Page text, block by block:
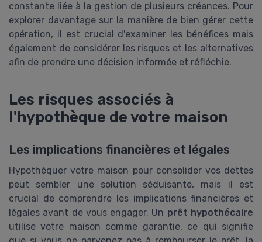
constante liée à la gestion de plusieurs créances. Pour
explorer davantage sur la manière de bien gérer cette
opération, il est crucial d'examiner les bénéfices mais
également de considérer les risques et les alternatives
afin de prendre une décision informée et réfléchie.
Les risques associés à
l'hypothèque de votre maison
Les implications financières et légales
Hypothéquer votre maison pour consolider vos dettes
peut sembler une solution séduisante, mais il est
crucial de comprendre les implications financières et
légales avant de vous engager. Un prêt hypothécaire
utilise votre maison comme garantie, ce qui signifie